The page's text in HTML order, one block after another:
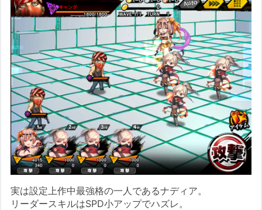
実は設定上作中最強格の一人であるナディア。
リーダースキルはSPD小アップでハズレ。